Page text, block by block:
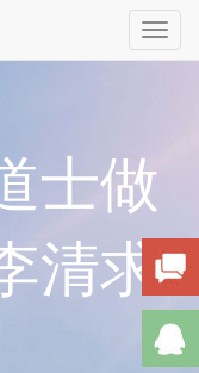
士做
清求